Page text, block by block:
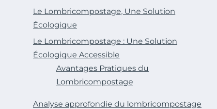
Le Lombricompostage, Une Solution
Écologique
Le Lombricompostage : Une Solution
Écologique Accessible
Avantages Pratiques du
Lombricompostage
Analyse approfondie du lombricompostage